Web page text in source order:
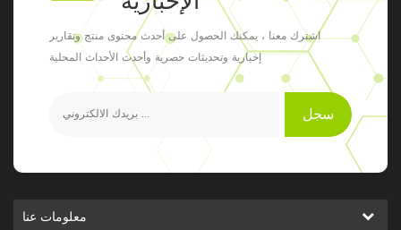
اشترك معنا ، يمكنك الحصول على أحدث محتوى منتج وتقارير
إخبارية وتحديثات حصرية وأحدث الأحداث المحلية
سجل
معلومات عنا